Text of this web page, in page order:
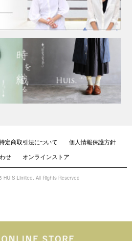
定商取引法について
個人情報保護方針
せ
オンラインストア
HUIS Limited. All Rights Reserved